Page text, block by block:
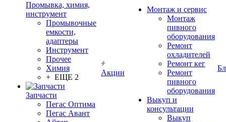
Промывка, химия,
инструмент
Промывочные
емкости,
адаптеры
Инструмент
Прочее
Химия
+ ЕЩЕ 2
Запчасти
Пегас Оптима
Пегас Авант
Акции
Монтаж и сервис
Монтаж
пивного
оборудования
Ремонт
охладителей
Ремонт кег
Ремонт
пивного
оборудования
Выкуп и
консультации
Выкуп